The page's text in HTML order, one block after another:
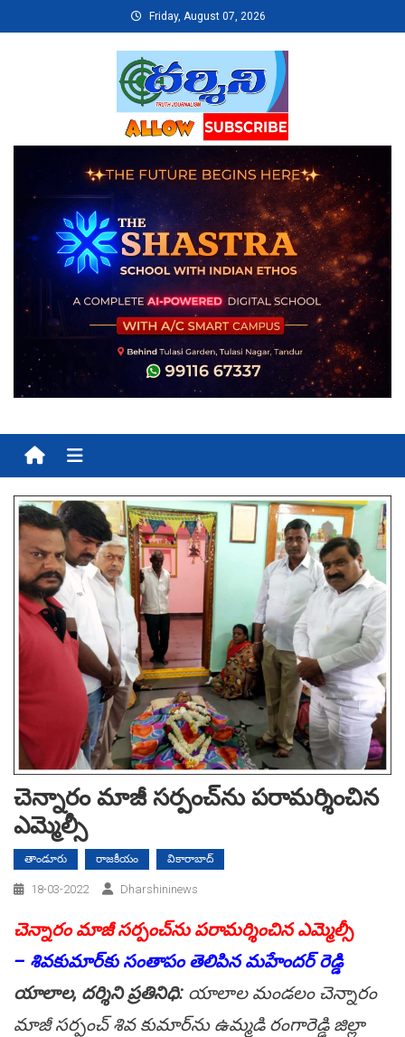
to
Friday, August 07, 2026
Menu
చెన్నారం మాజీ స‌ర్పంచ్‌ను ప‌రామ‌ర్శించిన
ఎమ్మెల్సీ
తాండూరు రాజకీయం వికారాబాద్
18-03-2022 Dharshininews
చెన్నారం మాజీ స‌ర్పంచ్‌ను ప‌రామ‌ర్శించిన ఎమ్మెల్సీ
– శివ‌కుమార్‌కు సంతాపం తెలిపిన మ‌హేంద‌ర్ రెడ్డి
యాలాల, ద‌ర్శిని ప్ర‌తినిధి: యాలాల మండ‌లం చెన్నారం
మాజీ సర్పంచ్ శివ కుమార్‌ను ఉమ్మ‌డి రంగారెడ్డి జిల్లా